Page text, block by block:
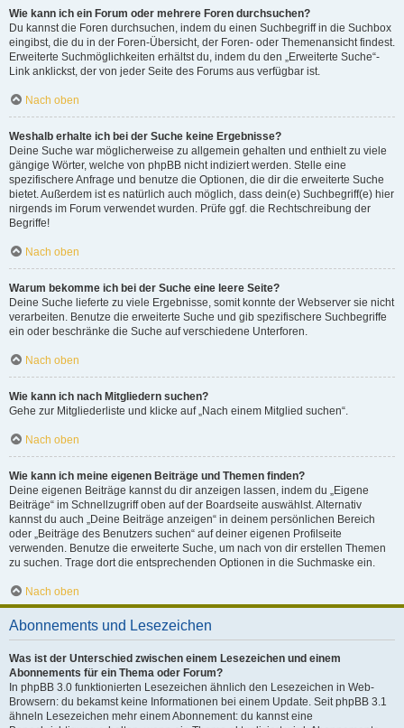
Wie kann ich ein Forum oder mehrere Foren durchsuchen?
Du kannst die Foren durchsuchen, indem du einen Suchbegriff in die Suchbox
eingibst, die du in der Foren-Übersicht, der Foren- oder Themenansicht findest.
Erweiterte Suchmöglichkeiten erhältst du, indem du den „Erweiterte Suche“-
Link anklickst, der von jeder Seite des Forums aus verfügbar ist.
Nach oben
Weshalb erhalte ich bei der Suche keine Ergebnisse?
Deine Suche war möglicherweise zu allgemein gehalten und enthielt zu viele
gängige Wörter, welche von phpBB nicht indiziert werden. Stelle eine
spezifischere Anfrage und benutze die Optionen, die dir die erweiterte Suche
bietet. Außerdem ist es natürlich auch möglich, dass dein(e) Suchbegriff(e) hier
nirgends im Forum verwendet wurden. Prüfe ggf. die Rechtschreibung der
Begriffe!
Nach oben
Warum bekomme ich bei der Suche eine leere Seite?
Deine Suche lieferte zu viele Ergebnisse, somit konnte der Webserver sie nicht
verarbeiten. Benutze die erweiterte Suche und gib spezifischere Suchbegriffe
ein oder beschränke die Suche auf verschiedene Unterforen.
Nach oben
Wie kann ich nach Mitgliedern suchen?
Gehe zur Mitgliederliste und klicke auf „Nach einem Mitglied suchen“.
Nach oben
Wie kann ich meine eigenen Beiträge und Themen finden?
Deine eigenen Beiträge kannst du dir anzeigen lassen, indem du „Eigene
Beiträge“ im Schnellzugriff oben auf der Boardseite auswählst. Alternativ
kannst du auch „Deine Beiträge anzeigen“ in deinem persönlichen Bereich
oder „Beiträge des Benutzers suchen“ auf deiner eigenen Profilseite
verwenden. Benutze die erweiterte Suche, um nach von dir erstellen Themen
zu suchen. Trage dort die entsprechenden Optionen in die Suchmaske ein.
Nach oben
Abonnements und Lesezeichen
Was ist der Unterschied zwischen einem Lesezeichen und einem
Abonnements für ein Thema oder Forum?
In phpBB 3.0 funktionierten Lesezeichen ähnlich den Lesezeichen in Web-
Browsern: du bekamst keine Informationen bei einem Update. Seit phpBB 3.1
ähneln Lesezeichen mehr einem Abonnement: du kannst eine